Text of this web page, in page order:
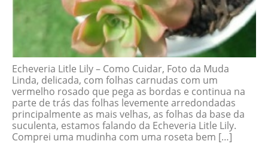
Echeveria Litle Lily – Como Cuidar, Foto da Muda
Linda, delicada, com folhas carnudas com um
vermelho rosado que pega as bordas e continua na
parte de trás das folhas levemente arredondadas
principalmente as mais velhas, as folhas da base da
suculenta, estamos falando da Echeveria Litle Lily.
Comprei uma mudinha com uma roseta bem […]